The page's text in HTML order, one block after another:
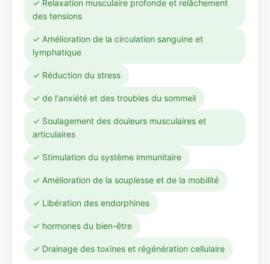
✓ Relaxation musculaire profonde et relâchement
des tensions
✓ Amélioration de la circulation sanguine et
lymphatique
✓ Réduction du stress
✓ de l'anxiété et des troubles du sommeil
✓ Soulagement des douleurs musculaires et
articulaires
✓ Stimulation du système immunitaire
✓ Amélioration de la souplesse et de la mobilité
✓ Libération des endorphines
✓ hormones du bien-être
✓ Drainage des toxines et régénération cellulaire